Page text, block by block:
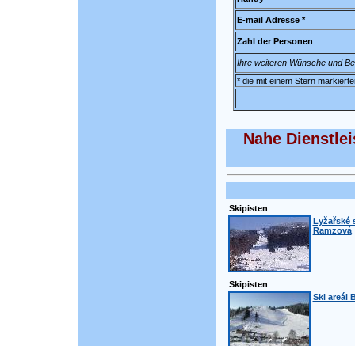
E-mail Adresse *
Zahl der Personen
Ihre weiteren Wünsche und
* die mit einem Stern
Nahe
Skipisten
Lyžařské
Ramzová
Skipisten
Ski areál